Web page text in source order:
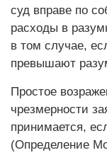
суд вправе по
расходы в
в том случае,
превышают
Простое
чрезмерности
принимается,
(Определение